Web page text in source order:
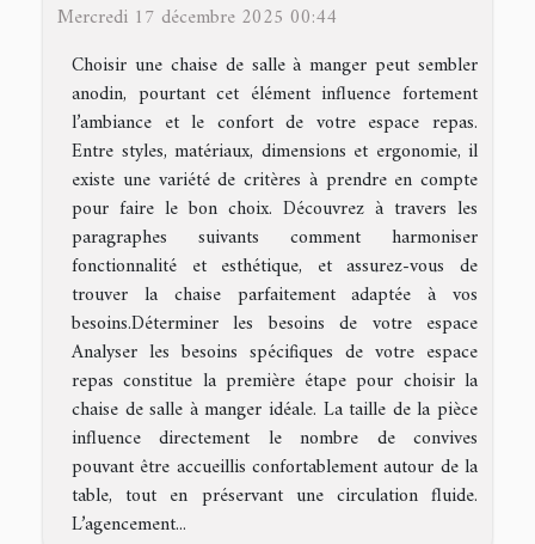
Mercredi 17 décembre 2025 00:44
Choisir une chaise de salle à manger peut sembler
anodin, pourtant cet élément influence fortement
l’ambiance et le confort de votre espace repas.
Entre styles, matériaux, dimensions et ergonomie, il
existe une variété de critères à prendre en compte
pour faire le bon choix. Découvrez à travers les
paragraphes suivants comment harmoniser
fonctionnalité et esthétique, et assurez-vous de
trouver la chaise parfaitement adaptée à vos
besoins.Déterminer les besoins de votre espace
Analyser les besoins spécifiques de votre espace
repas constitue la première étape pour choisir la
chaise de salle à manger idéale. La taille de la pièce
influence directement le nombre de convives
pouvant être accueillis confortablement autour de la
table, tout en préservant une circulation fluide.
L’agencement...